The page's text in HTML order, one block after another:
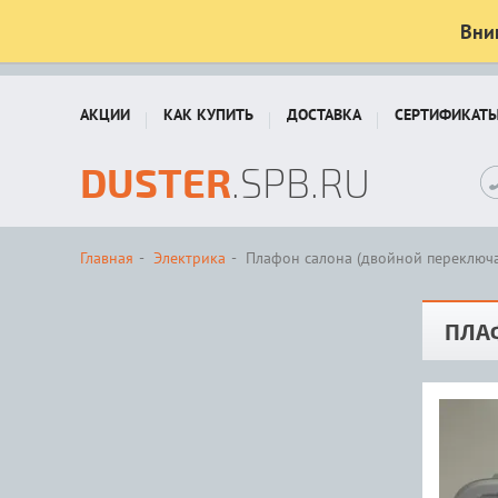
АКЦИИ КАК КУПИТЬ ДОСТАВКА
DUSTER.SPB.RU
Главная Электрика Плафон салона (двойной